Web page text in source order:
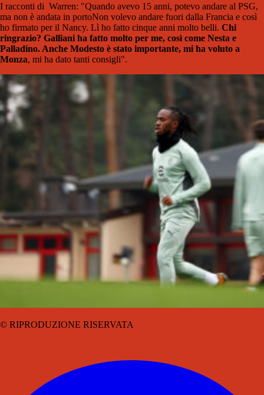
I racconti di Warren: "Quando avevo 15 anni, potevo andare al PSG,
ma non è andata in portoNon volevo andare fuori dalla Francia e così
ho firmato per il Nancy. Lì ho fatto cinque anni molto belli. Chi
ringrazio? Galliani ha fatto molto per me, così come Nesta e
Palladino. Anche Modesto è stato importante, mi ha voluto a
Monza, mi ha dato tanti consigli".
© RIPRODUZIONE RISERVATA